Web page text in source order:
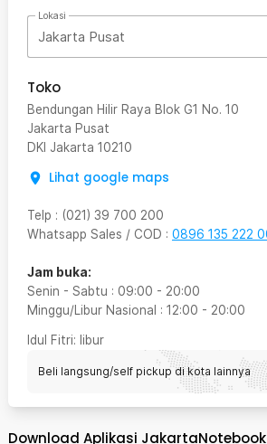
Lokasi
Jakarta Pusat
Toko
Bendungan Hilir Raya Blok G1 No. 10
Jakarta Pusat
DKI Jakarta 10210
Lihat google maps
Telp : (021) 39 700 200
Whatsapp Sales / COD : 0896 135 222
Jam buka:
Senin - Sabtu : 09:00 - 20:00
Minggu/Libur Nasional : 12:00 - 20:00
Idul Fitri: libur
Beli langsung/self pickup di kota lainnya
Download Aplikasi JakartaNotebook